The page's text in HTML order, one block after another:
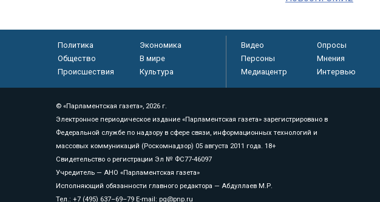
Политика
Экономика
Общество
В мире
Происшествия
Культура
Видео Опросы
Персоны
Мнения
Медиацентр
Интервью
© «Парламентская газета», 2026 г.
Электронное периодическое издание «Парламентская газета» зарегистрировано в
Федеральной службе по надзору в сфере связи, информационных технологий и
массовых коммуникаций (Роскомнадзор) 05 августа 2011 года. 18+
Свидетельство о регистрации Эл № ФС77-46097
Учредитель — АНО «Парламентская газета»
Исполняющий обязанности главного редактора — Абдуллаев М.Р.
Тел.: +7 (495) 637–69–79 E-mail: pg@pnp.ru